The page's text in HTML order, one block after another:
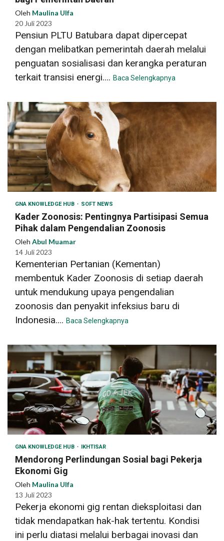
Oleh Maulina Ulfa
20 Juli 2023
Pensiun PLTU Batubara dapat dipercepat
dengan melibatkan pemerintah daerah melalui
penguatan sosialisasi dan kerangka peraturan
terkait transisi energi.... Baca Selengkapnya
GNA KNOWLEDGE HUB SOFT NEWS
Kader Zoonosis: Pentingnya Partisipasi Semua
Pihak dalam Pengendalian Zoonosis
Oleh Abul Muamar
14 Juli 2023
Kementerian Pertanian (Kementan)
membentuk Kader Zoonosis di setiap daerah
untuk mendukung upaya pengendalian
zoonosis dan penyakit infeksius baru di
Indonesia.... Baca Selengkapnya
GNA KNOWLEDGE HUB IKHTISAR
Mendorong Perlindungan Sosial bagi Pekerja
Ekonomi Gig
Oleh Maulina Ulfa
13 Juli 2023
Pekerja ekonomi gig rentan dieksploitasi dan
tidak mendapatkan hak-hak tertentu. Kondisi
ini perlu diatasi melalui berbagai inovasi dan